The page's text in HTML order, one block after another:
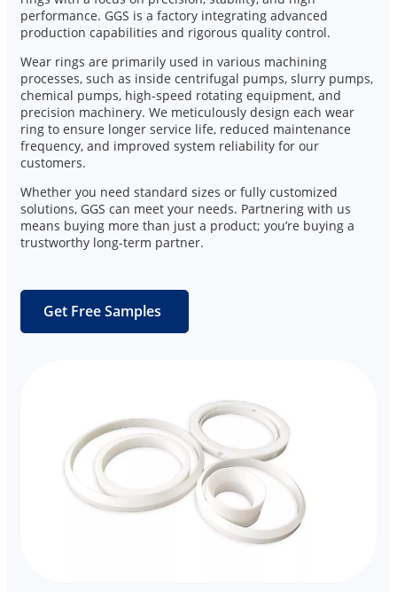
performance. GGS is a factory integrating advanced
production capabilities and rigorous quality control.
Wear rings are primarily used in various machining
processes, such as inside centrifugal pumps, slurry pumps,
chemical pumps, high-speed rotating equipment, and
precision machinery. We meticulously design each wear
ring to ensure longer service life, reduced maintenance
frequency, and improved system reliability for our
customers.
Whether you need standard sizes or fully customized
solutions, GGS can meet your needs. Partnering with us
means buying more than just a product; you’re buying a
trustworthy long-term partner.
Get Free Samples